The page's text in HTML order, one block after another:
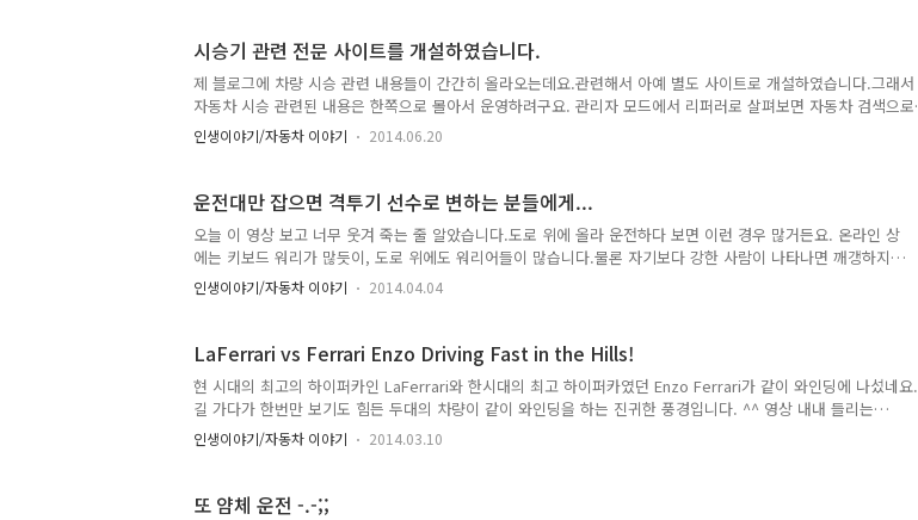
시승기 관련 전문 사이트를 개설하였습니다.
제 블로그에 차량 시승 관련 내용들이 간간히 올라오는데요.관련해서 아예 별도 사이트로 개설하였습니다.그래서
자동차 시승 관련된 내용은 한쪽으로 몰아서 운영하려구요. 관리자 모드에서 리퍼러로 살펴보면 자동차 검색으로
들어오시는 분들이 꽤 되는데...앞으로 http://testdrive.reviews 를 즐겨 찾기 해 두시고 들어오시면 좋은 내용
을 많이 보실 수 있을 것입니다. ^^ (과연 좋은 내용일지 ^^;;;)도메인은 생소한 최상위 도메인인데... 한국말로 하
도 좋을지 모르겠네요 ㅎㅎ 그리고 간단한 회원 가입 이후에 자동차 관련해서 질 높은 토론, 논의 등이 있으면 좋
을거 같습니다...
인생이야기/자동차 이야기 2014.06.20
운전대만 잡으면 격투기 선수로 변하는 분들에게...
오늘 이 영상 보고 너무 웃겨 죽는 줄 알았습니다.도로 위에 올라 운전하다 보면 이런 경우 많거든요. 온라인 상
에는 키보드 워리가 많듯이, 도로 위에도 워리어들이 많습니다.물론 자기보다 강한 사람이 나타나면 깨갱하지
만... 그리고 차와 자신을 동일시 하는 이상한 습성이 있어서, 차량이 작은 차량을 보면 무시하기 일수이지요. 도
로에, 아니 우리 사회에 개념 충만한 사람들이 많아져서, 조금더 합리적이고 양보하며 융통성 있는 교통 문화가
인생이야기/자동차 이야기 2014.04.04
LaFerrari vs Ferrari Enzo Driving Fast in the Hills!
현 시대의 최고의 하이퍼카인 LaFerrari와 한시대의 최고 하이퍼카였던 Enzo Ferrari가 같이 와인딩에 나섰네요.
길 가다가 한번만 보기도 힘든 두대의 차량이 같이 와인딩을 하는 진귀한 풍경입니다. ^^ 영상 내내 들리는
LaFerrai의 업, 다운 쉬프트 소리는 아드레날린을 자극하네요 ^^ 덧. 언제 한번 스포텁으로라도 와인딩을... ^^ 그
전에 전복 될려나 ^^;;;
인생이야기/자동차 이야기 2014.03.10
또 얌체 운전 -.-;;